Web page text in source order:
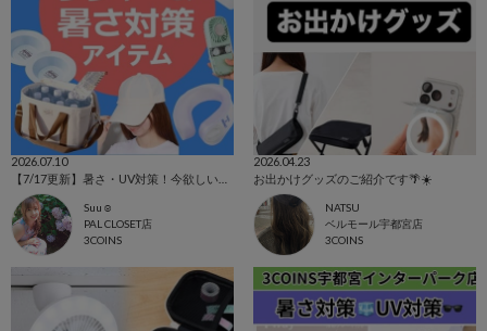
2026.07.10
Suu☺︎
PAL CLOSET店
3COINS
2026.04.23
お出かけグッズのご紹介です🌴☀️
NATSU
ベルモール宇都宮店
3COINS